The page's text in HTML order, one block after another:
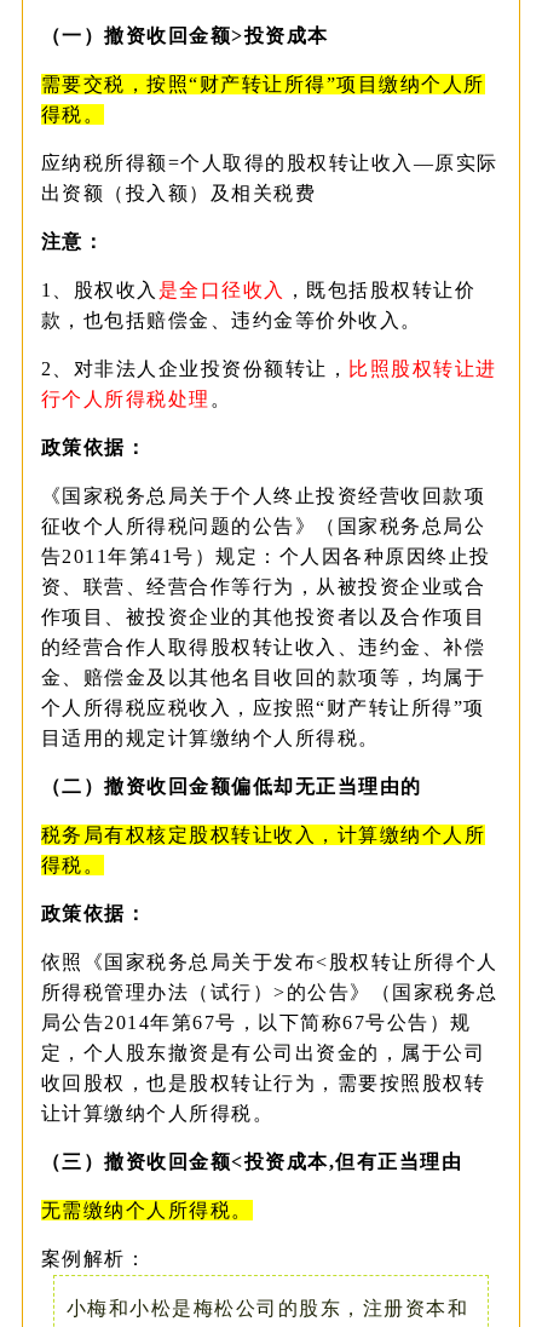
（一）撤资收回金额>投资成本
需要交税，按照“财产转让所得”项目缴纳个人所
得税。
应纳税所得额=个人取得的股权转让收入—原实际
出资额（投入额）及相关税费
注意：
1、 股权收入 是全口径收入
，既包括股权转让价
款，也包括赔偿金、违约金等价外收入。
2、 对非法人企业投资份额转让， 比照股权转让进
行个人所得税处理 。
政策依据：
《国家税务总局关于个人终止投资经营收回款项
征收个人所得税问题的公告》（国家税务总局公
告2011年第41号）规定：个人因各种原因终止投
资、联营、经营合作等行为，从被投资企业或合
作项目、被投资企业的其他投资者以及合作项目
的经营合作人取得股权转让收入、违约金、补偿
金、赔偿金及以其他名目收回的款项等，均属于
个人所得税应税收入，应按照“财产转让所得”项
目适用的规定计算缴纳个人所得税。
（二）撤资收回金额偏低却无正当理由的
税务局有权核定股权转让收入，计算缴纳个人所
得税。
政策依据：
依照《国家税务总局关于发布<股权转让所得个人
所得税管理办法（试行）>的公告》（国家税务总
局公告2014年第67号，以下简称67号公告）规
定，个人股东撤资是有公司出资金的，属于公司
收回股权，也是股权转让行为，需要按照股权转
让计算缴纳个人所得税。
（三）撤资收回金额<投资成本,但有正当理由
无需缴纳个人所得税。
案例解析：
小梅和小松是梅松公司的股东，注册资本和